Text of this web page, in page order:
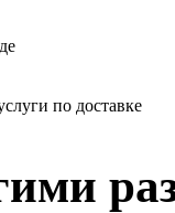
по доставке